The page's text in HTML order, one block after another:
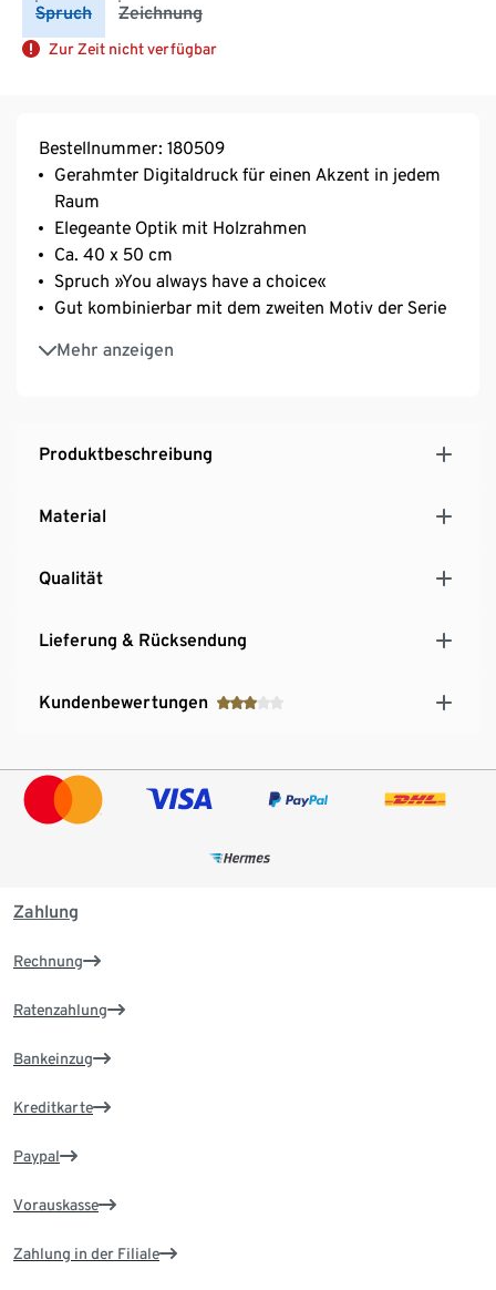
Spruch Zeichnung
Zur Zeit nicht verfügbar
Bestellnummer: 180509
Gerahmter Digitaldruck für einen Akzent in jedem
Raum
Elegeante Optik mit Holzrahmen
Ca. 40 x 50 cm
Spruch »You always have a choice«
Gut kombinierbar mit dem zweiten Motiv der Serie
Mehr anzeigen
MADE IN GERMANY
Produktbeschreibung
Material
Qualität
Lieferung & Rücksendung
Kundenbewertungen
Zahlung
Rechnung
Ratenzahlung
Bankeinzug
Kreditkarte
Paypal
Vorauskasse
Zahlung in der Filiale